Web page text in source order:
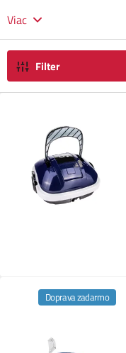
Viac
Filter
Doprava zadarmo